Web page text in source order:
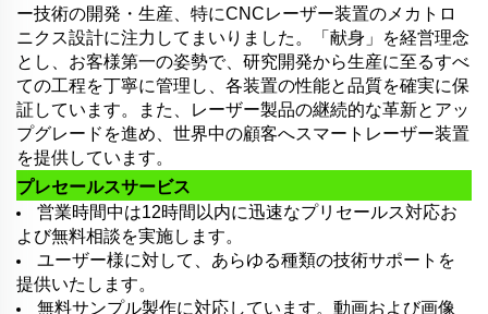
ー技術の開発・生産、特にCNCレーザー装置のメカトロ
ニクス設計に注力してまいりました。「献身」を経営理念
とし、お客様第一の姿勢で、研究開発から生産に至るすべ
ての工程を丁寧に管理し、各装置の性能と品質を確実に保
証しています。また、レーザー製品の継続的な革新とアッ
プグレードを進め、世界中の顧客へスマートレーザー装置
を提供しています。
プレセールスサービス
営業時間中は12時間以内に迅速なプリセールス対応お
よび無料相談を実施します。
ユーザー様に対して、あらゆる種類の技術サポートを
提供いたします。
無料サンプル製作に対応しています。動画および画像